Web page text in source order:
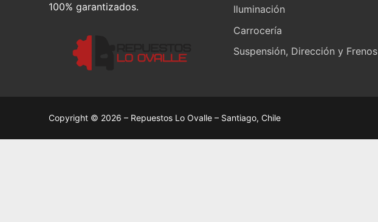
100% garantizados.
Iluminación
Carrocería
Suspensión, Dirección y Frenos
Copyright © 2026 – Repuestos Lo Ovalle – Santiago, Chile